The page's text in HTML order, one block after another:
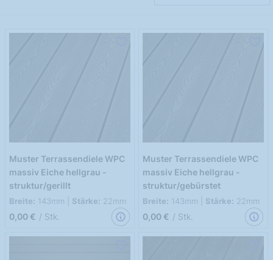
Muster Terrassendiele WPC
massiv Eiche hellgrau -
struktur/gerillt
Breite: 143mm | Stärke: 22mm
0,00 € / Stk.
Muster Terrassendiele WPC
massiv Eiche hellgrau -
struktur/gebürstet
Breite: 143mm | Stärke: 22mm
0,00 € / Stk.